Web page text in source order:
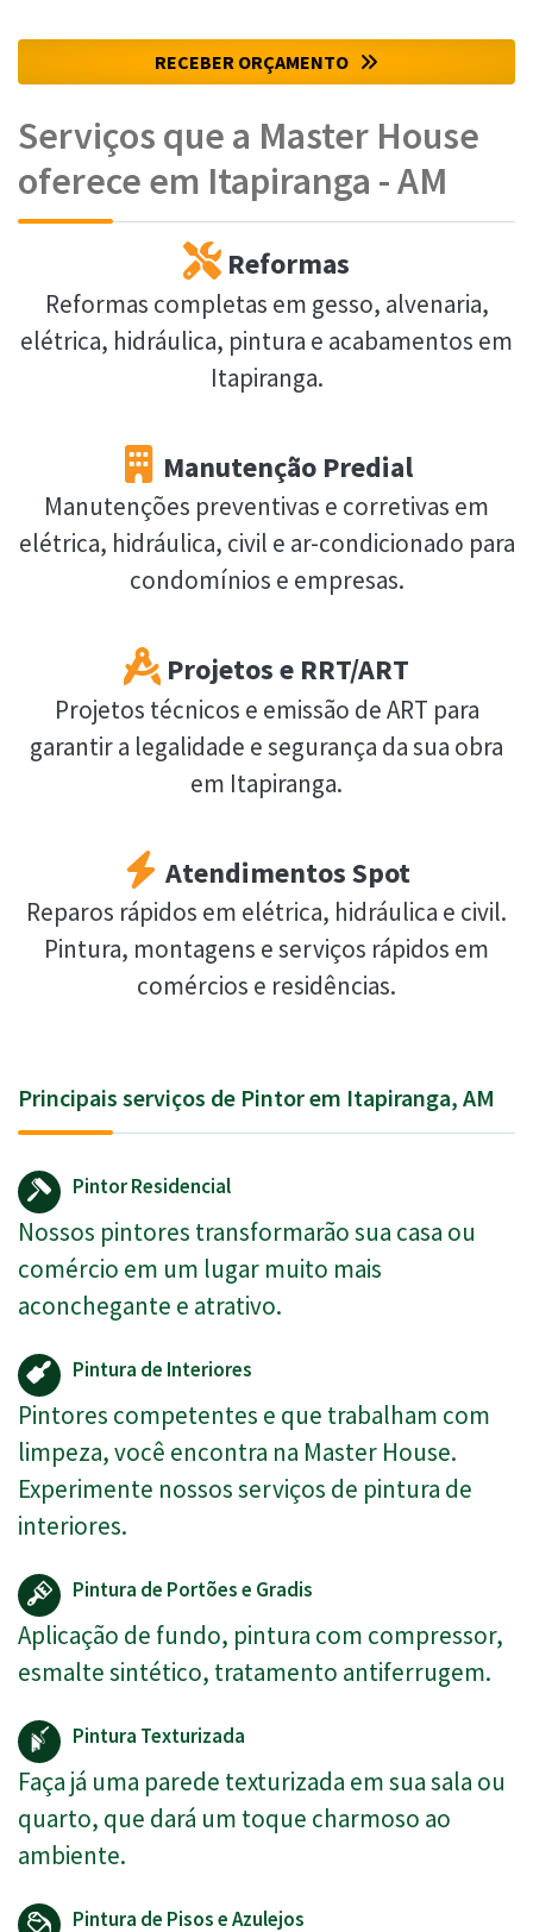
RECEBER ORÇAMENTO
Serviços que a Master House
oferece em Itapiranga - AM
Reformas
Reformas completas em gesso, alvenaria,
elétrica, hidráulica, pintura e acabamentos em
Itapiranga.
Manutenção Predial
Manutenções preventivas e corretivas em
elétrica, hidráulica, civil e ar-condicionado para
condomínios e empresas.
Projetos e RRT/ART
Projetos técnicos e emissão de ART para
garantir a legalidade e segurança da sua obra
em Itapiranga.
Atendimentos Spot
Reparos rápidos em elétrica, hidráulica e civil.
Pintura, montagens e serviços rápidos em
comércios e residências.
Principais serviços de Pintor em Itapiranga, AM
Pintor Residencial
Nossos pintores transformarão sua casa ou
comércio em um lugar muito mais
aconchegante e atrativo.
Pintura de Interiores
Pintores competentes e que trabalham com
limpeza, você encontra na Master House.
Experimente nossos serviços de pintura de
interiores.
Pintura de Portões e Gradis
Aplicação de fundo, pintura com compressor,
esmalte sintético, tratamento antiferrugem.
Pintura Texturizada
Faça já uma parede texturizada em sua sala ou
quarto, que dará um toque charmoso ao
ambiente.
Pintura de Pisos e Azulejos